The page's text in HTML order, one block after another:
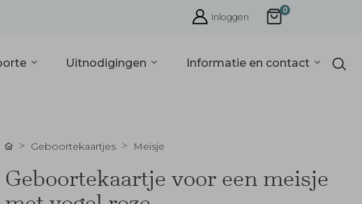
Inloggen
0
Uitnodigingen Informatie en contact
Geboortekaartjes Meisje
Geboortekaartje voor een meisje